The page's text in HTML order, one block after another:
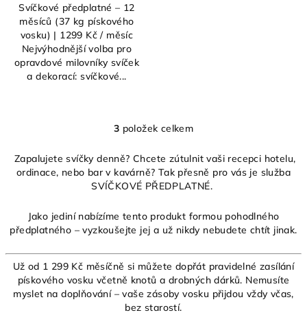
Svíčkové předplatné – 12
měsíců (37 kg pískového
vosku) | 1299 Kč / měsíc
Nejvýhodnější volba pro
opravdové milovníky svíček
a dekorací: svíčkové...
O
v
l
á
a
c
p
r
v
k
3 položek celkem
Zapalujete svíčky denně? Chcete zútulnit vaši recepci hotelu,
ordinace, nebo bar v kavárně? Tak přesně pro vás je služba
SVÍČKOVÉ PŘEDPLATNÉ.
Jako jediní nabízíme tento produkt formou pohodlného
předplatného – vyzkoušejte jej a už nikdy nebudete chtít jinak.
Už od 1 299 Kč měsíčně si můžete dopřát pravidelné zasílání
pískového vosku včetně knotů a drobných dárků. Nemusíte
myslet na doplňování – vaše zásoby vosku přijdou vždy včas,
bez starostí.